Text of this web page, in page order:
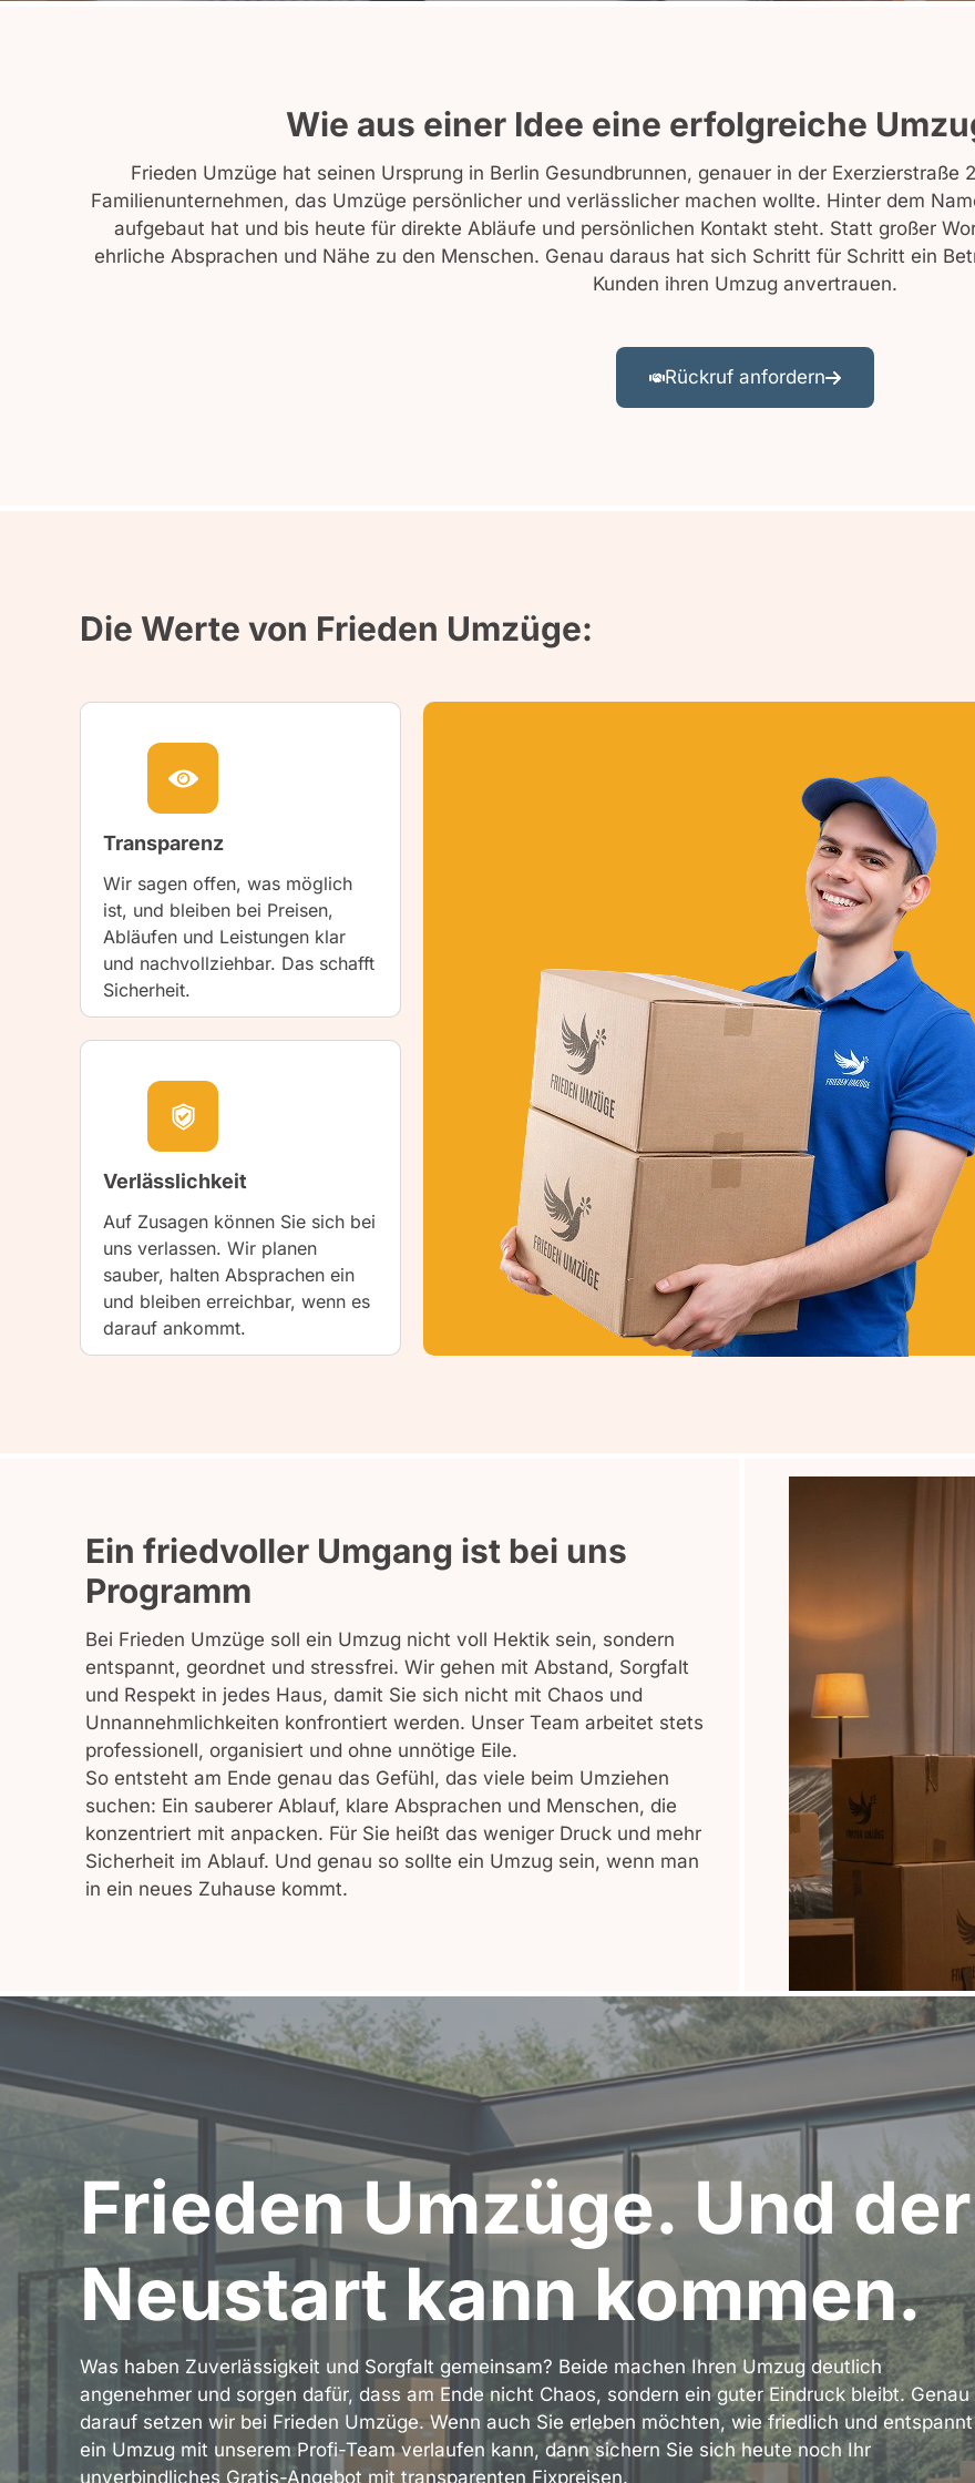
Wie aus einer Idee eine erfolgreiche
Frieden Umzüge hat seinen Ursprung in Berlin Gesundbrunnen, genauer in der Exerzierstraße
Familienunternehmen, das Umzüge persönlicher und verlässlicher machen wollte. Hinter dem
aufgebaut hat und bis heute für direkte Abläufe und persönlichen Kontakt steht. Statt großer
ehrliche Absprachen und Nähe zu den Menschen. Genau daraus hat sich Schritt für Schritt ein
Kunden ihren Umzug anvertrauen.
Rückruf anfordern
Die Werte von Frieden Umzüge:
Transparenz
Wir sagen offen, was möglich
ist, und bleiben bei Preisen,
Abläufen und Leistungen klar
und nachvollziehbar. Das schafft
Sicherheit.
Verlässlichkeit
Auf Zusagen können Sie sich bei
uns verlassen. Wir planen
sauber, halten Absprachen ein
und bleiben erreichbar, wenn es
darauf ankommt.
Ein friedvoller Umgang ist bei uns
Programm
Bei Frieden Umzüge soll ein Umzug nicht voll Hektik sein, sondern
entspannt, geordnet und stressfrei. Wir gehen mit Abstand, Sorgfalt
und Respekt in jedes Haus, damit Sie sich nicht mit Chaos und
Unnannehmlichkeiten konfrontiert werden. Unser Team arbeitet stets
professionell, organisiert und ohne unnötige Eile.
So entsteht am Ende genau das Gefühl, das viele beim Umziehen
suchen: Ein sauberer Ablauf, klare Absprachen und Menschen, die
konzentriert mit anpacken. Für Sie heißt das weniger Druck und mehr
Sicherheit im Ablauf. Und genau so sollte ein Umzug sein, wenn man
in ein neues Zuhause kommt.
Frieden Umzüge. Und der
Neustart kann kommen.
Was haben Zuverlässigkeit und Sorgfalt gemeinsam? Beide machen Ihren Umzug deutlich
angenehmer und sorgen dafür, dass am Ende nicht Chaos, sondern ein guter Eindruck bleibt. Genau
darauf setzen wir bei Frieden Umzüge. Wenn auch Sie erleben möchten, wie friedlich und entspannt
ein Umzug mit unserem Profi-Team verlaufen kann, dann sichern Sie sich heute noch Ihr
unverbindliches Gratis-Angebot mit transparenten Fixpreisen.